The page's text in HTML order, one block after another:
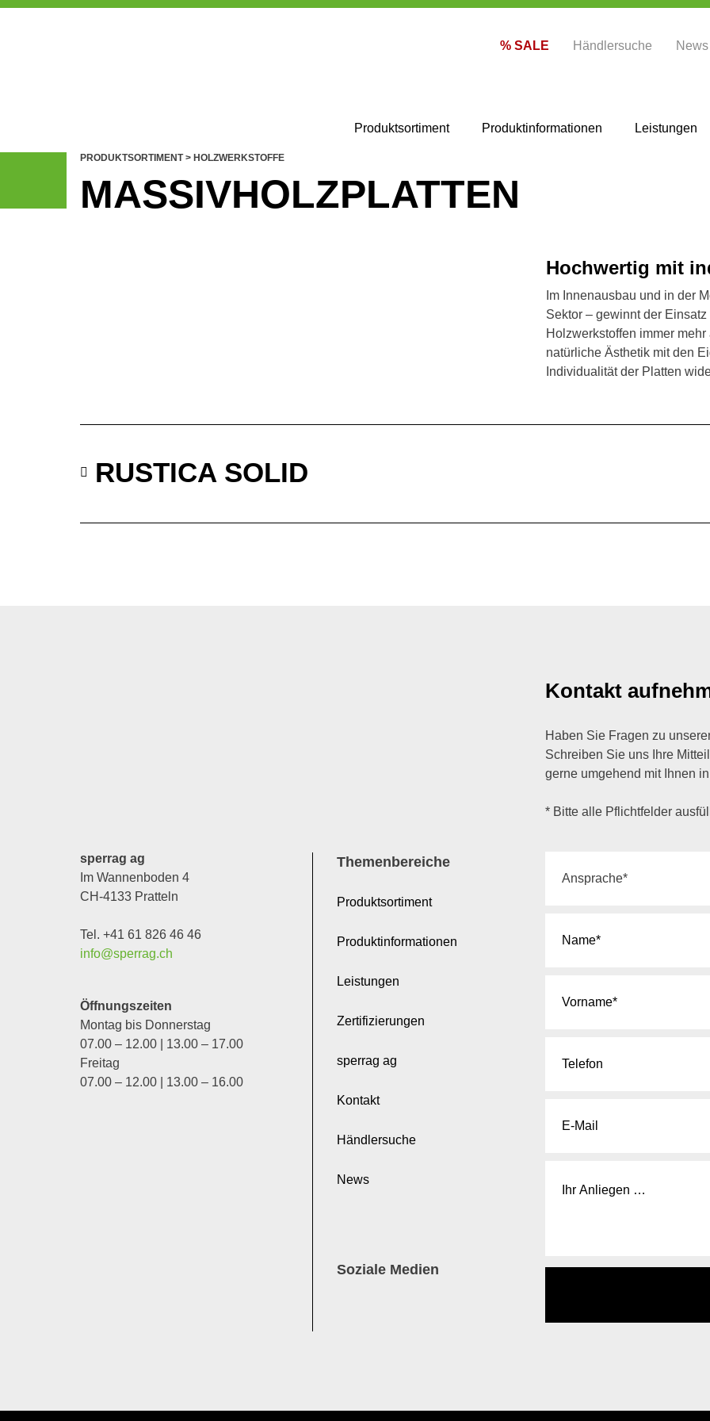
% SALE Händlersuche News
Produktsortiment Produktinformationen Leistungen
PRODUKTSORTIMENT> HOLZWERKSTOFFE
MASSIVHOLZPLATTEN
Hochwertig mit
Im Innenausbau und in der
Sektor – gewinnt der
Holzwerkstoffen immer
natürliche Ästhetik mit den
Individualität der Platten
RUSTICA SOLID
sperrag ag
Im Wannenboden 4
CH-4133 Pratteln
Tel. +41 61 826 46 46
info@sperrag.ch
Öffnungszeiten
Montag bis Donnerstag
07.00 – 12.00 | 13.00 – 17.00
Freitag
07.00 – 12.00 | 13.00 – 16.00
Themenbereiche
Produktsortiment
Produktinformationen
Leistungen
Zertifizierungen
sperrag ag
Kontakt
Händlersuche
News
Soziale Medien
Kontakt
Haben Sie Fragen zu
Schreiben Sie uns Ihre
gerne umgehend mit Ihnen
* Bitte alle Pflichtfelder